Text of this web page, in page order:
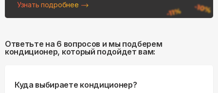
Узнать подробнее
Ответьте на 6 вопросов и мы подберем
кондиционер, который подойдет вам:
Куда выбираете кондиционер?